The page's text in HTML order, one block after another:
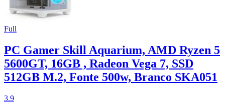
Full
PC Gamer Skill Aquarium, AMD Ryzen 5
5600GT, 16GB , Radeon Vega 7, SSD
512GB M.2, Fonte 500w, Branco SKA051
3.9